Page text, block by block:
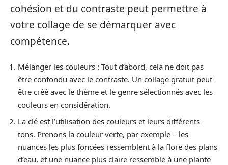
cohésion et du contraste peut permettre à
votre collage de se démarquer avec
compétence.
Mélanger les couleurs : Tout d’abord, cela ne doit pas
être confondu avec le contraste. Un collage gratuit peut
être créé avec le thème et le genre sélectionnés avec les
couleurs en considération.
La clé est l’utilisation des couleurs et leurs différents
tons. Prenons la couleur verte, par exemple – les
nuances les plus foncées ressemblent à la flore des plans
d’eau, et une nuance plus claire ressemble à une plante